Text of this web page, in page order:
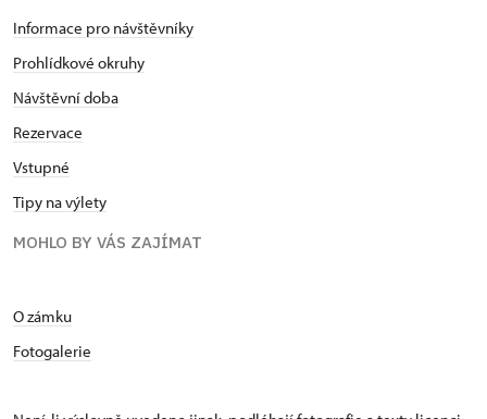
Informace pro návštěvníky
Prohlídkové okruhy
Návštěvní doba
Rezervace
Vstupné
Tipy na výlety
MOHLO BY VÁS ZAJÍMAT
O zámku
Fotogalerie